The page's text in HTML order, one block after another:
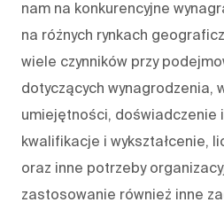
nam na konkurencyjne
na różnych rynkach
wiele czynników przy
dotyczących wynagrodzenia,
umiejętności, doświadczenie
kwalifikacje i wykształcenie,
oraz inne potrzeby
zastosowanie również inne